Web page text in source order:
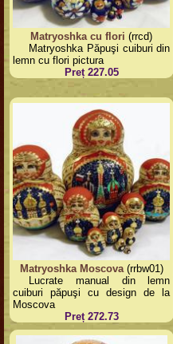
Matryoshka cu flori (rrcd)
Matryoshka Păpuşi cuiburi din
lemn cu flori pictura
Preț 227.05
Matryoshka Moscova(rrbw01)
Lucrate manual din lemn
cuiburi păpuşi cu design de la
Moscova
Preț 272.73